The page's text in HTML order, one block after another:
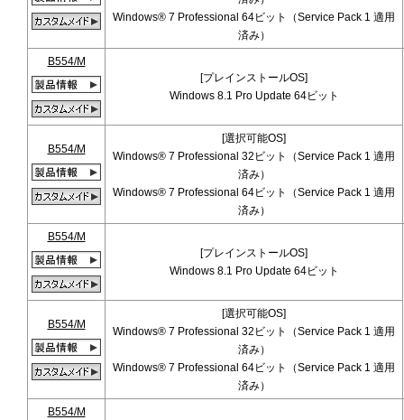
Windows® 7 Professional 64ビット（Service Pack 1 適用
済み）
B554/M
[プレインストールOS]
Windows 8.1 Pro Update 64ビット
B554/M
[選択可能OS]
Windows® 7 Professional 32ビット（Service Pack 1 適用
済み）
Windows® 7 Professional 64ビット（Service Pack 1 適用
済み）
B554/M
[プレインストールOS]
Windows 8.1 Pro Update 64ビット
B554/M
[選択可能OS]
Windows® 7 Professional 32ビット（Service Pack 1 適用
済み）
Windows® 7 Professional 64ビット（Service Pack 1 適用
済み）
B554/M